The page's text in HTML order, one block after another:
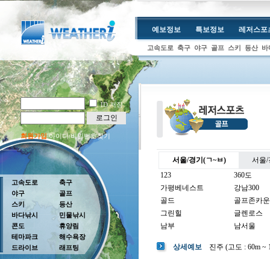
ID 저장
로그인
회원가입아이디/비밀번호찾기
예보정보 특보정보 레저스포
고속도로 축구 야구 골프 스키 등산 바
고속도로
야구
스키
바다낚시
콘도
테마파크
드라이브
축구
골프
등산
민물낚시
휴양림
해수욕장
래프팅
서울/경기(ㄱ~ㅂ)
서울/
123
360도
가평베네스트
강남300
골드
골프존카
그린힐
글렌로스
남부
남서울
뉴코리아
더반
상세예보 진주 (고도 : 60m ~